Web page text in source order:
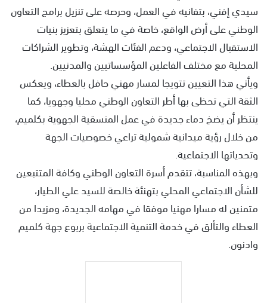
سيدي إفني، بتفانيه في العمل، وحرصه على تنزيل برامج التعاون
الوطني على أرض الواقع، خاصة في ما يتعلق بتعزيز بنيات
الاستقبال الاجتماعي، ودعم الفئات الهشة، وتطوير الشراكات
المحلية مع مختلف الفاعلين المؤسساتيين والمدنيين.
ويأتي هذا التعيين تتويجا لمسار مهني حافل بالعطاء، ويعكس
الثقة التي تحظى بها أطر التعاون الوطني محليا وجهويا، كما
ينتظر أن يضخ دماء جديدة في عمل المنسقية الجهوية بكلميم،
من خلال رؤية ميدانية شمولية تراعي خصوصيات الجهة
وتحدياتها الاجتماعية.
وبهذه المناسبة، تتقدم أسرة التعاون الوطني وكافة المتتبعين
للشأن الاجتماعي المحلي بتهنئة خالصة للسيد علي الطيار،
متمنين له مسارا مهنيا موفقا في مهامه الجديدة، ومزيدا من
العطاء والتألق في خدمة التنمية الاجتماعية بربوع جهة كلميم
وادنون.